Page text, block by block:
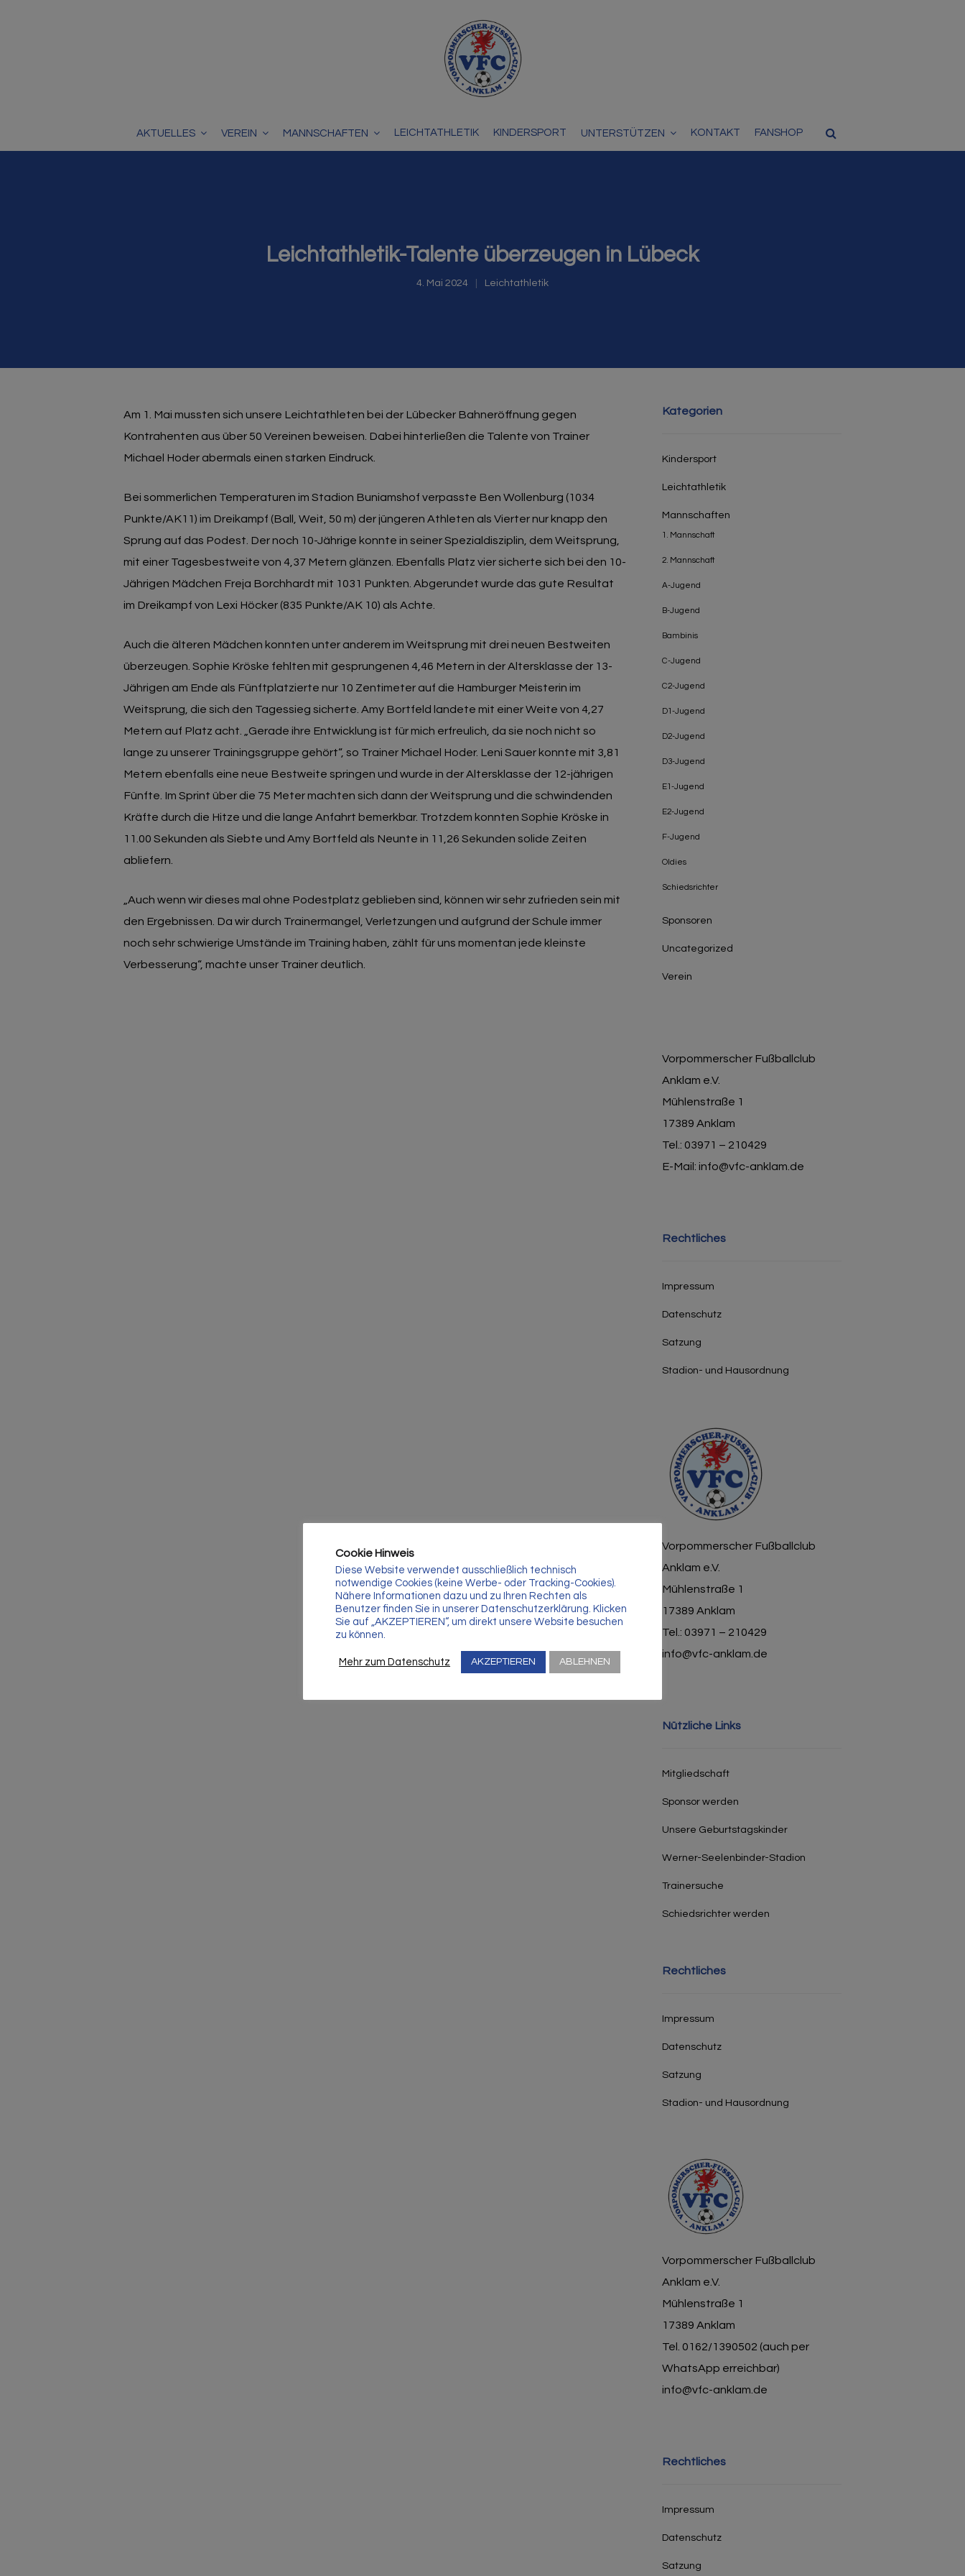
AKTUELLES VEREIN MANNSCHAFTEN LEICHTATHLETIK KINDERSPORT UNTERSTÜTZEN KONTAKT FANSHOP
Leichtathletik-Talente überzeugen in Lübeck
4. Mai 2024 Leichtathletik
Am 1. Mai mussten sich unsere Leichtathleten bei der Lübecker Bahneröffnung gegen
Kontrahenten aus über 50 Vereinen beweisen. Dabei hinterließen die Talente von Trainer
Michael Hoder abermals einen starken Eindruck.
Bei sommerlichen Temperaturen im Stadion Buniamshof verpasste Ben Wollenburg (1034
Punkte/AK11) im Dreikampf (Ball, Weit, 50 m) der jüngeren Athleten als Vierter nur knapp den
Sprung auf das Podest. Der noch 10-Jährige konnte in seiner Spezialdisziplin, dem Weitsprung,
mit einer Tagesbestweite von 4,37 Metern glänzen. Ebenfalls Platz vier sicherte sich bei den 10-
Jährigen Mädchen Freja Borchhardt mit 1031 Punkten. Abgerundet wurde das gute Resultat
im Dreikampf von Lexi Höcker (835 Punkte/AK 10) als Achte.
Auch die älteren Mädchen konnten unter anderem im Weitsprung mit drei neuen Bestweiten
überzeugen. Sophie Kröske fehlten mit gesprungenen 4,46 Metern in der Altersklasse der 13-
Jährigen am Ende als Fünftplatzierte nur 10 Zentimeter auf die Hamburger Meisterin im
Weitsprung, die sich den Tagessieg sicherte. Amy Bortfeld landete mit einer Weite von 4,27
Metern auf Platz acht. „Gerade ihre Entwicklung ist für mich erfreulich, da sie noch nicht so
lange zu unserer Trainingsgruppe gehört“, so Trainer Michael Hoder. Leni Sauer konnte mit 3,81
Metern ebenfalls eine neue Bestweite springen und wurde in der Altersklasse der 12-jährigen
Fünfte. Im Sprint über die 75 Meter machten sich dann der Weitsprung und die schwindenden
Kräfte durch die Hitze und die lange Anfahrt bemerkbar. Trotzdem konnten Sophie Kröske in
11.00 Sekunden als Siebte und Amy Bortfeld als Neunte in 11,26 Sekunden solide Zeiten
abliefern.
„Auch wenn wir dieses mal ohne Podestplatz geblieben sind, können wir sehr zufrieden sein mit
den Ergebnissen. Da wir durch Trainermangel, Verletzungen und aufgrund der Schule immer
noch sehr schwierige Umstände im Training haben, zählt für uns momentan jede kleinste
Verbesserung“, machte unser Trainer deutlich.
Kategorien
Kindersport
Leichtathletik
Mannschaften
1. Mannschaft
2. Mannschaft
A-Jugend
B-Jugend
Bambinis
C-Jugend
C2-Jugend
D1-Jugend
D2-Jugend
D3-Jugend
E1-Jugend
E2-Jugend
F-Jugend
Oldies
Schiedsrichter
Sponsoren
Uncategorized
Verein
Vorpommerscher Fußballclub
Anklam e.V.
Mühlenstraße 1
17389 Anklam
Tel.: 03971 – 210429
E-Mail: info@vfc-anklam.de
Rechtliches
Impressum
Datenschutz
Satzung
Stadion- und Hausordnung
Vorpommerscher Fußballclub
Anklam e.V.
Mühlenstraße 1
17389 Anklam
Tel.: 03971 – 210429
info@vfc-anklam.de
Nützliche Links
Mitgliedschaft
Sponsor werden
Unsere Geburtstagskinder
Werner-Seelenbinder-Stadion
Trainersuche
Schiedsrichter werden
Rechtliches
Impressum
Datenschutz
Satzung
Stadion- und Hausordnung
Vorpommerscher Fußballclub
Anklam e.V.
Mühlenstraße 1
17389 Anklam
Tel. 0162/1390502 (auch per
WhatsApp erreichbar)
info@vfc-anklam.de
Rechtliches
Impressum
Datenschutz
Satzung
Cookie Hinweis
Diese Website verwendet ausschließlich technisch
notwendige Cookies (keine Werbe- oder Tracking-Cookies).
Nähere Informationen dazu und zu Ihren Rechten als
Benutzer finden Sie in unserer Datenschutzerklärung. Klicken
Sie auf „AKZEPTIEREN“, um direkt unsere Website besuchen
zu können.
Mehr zum Datenschutz AKZEPTIEREN ABLEHNEN